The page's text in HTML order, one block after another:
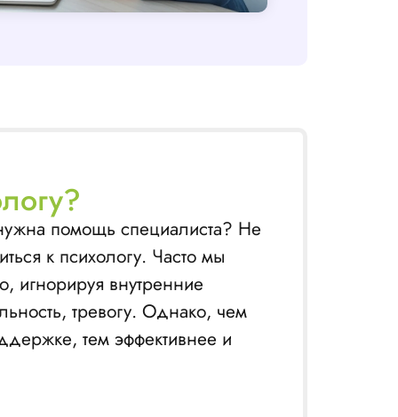
помощь специалиста? Не
к психологу. Часто мы
игнорируя внутренние
тревогу. Однако, чем
тем эффективнее и